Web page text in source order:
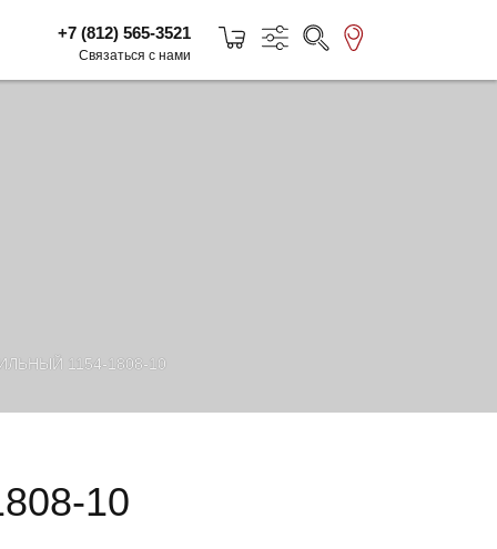
+7 (812) 565-3521
Связаться с нами
1154-1808-10
10